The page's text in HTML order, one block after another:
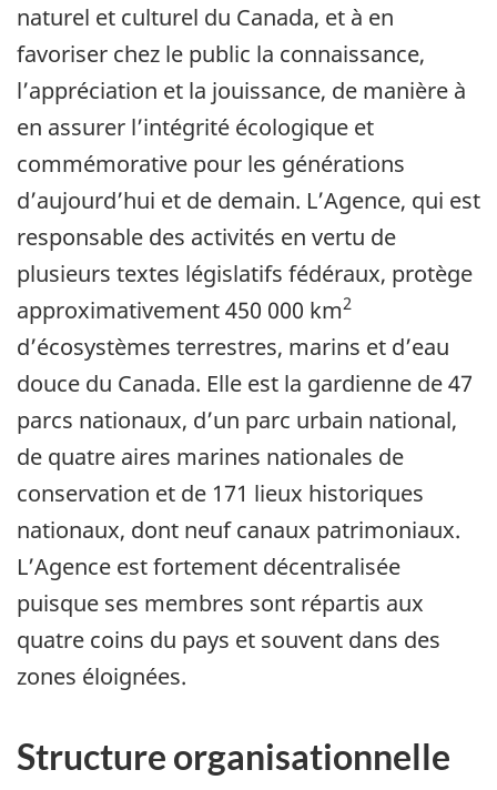
naturel et culturel du Canada, et à en
favoriser chez le public la connaissance,
l’appréciation et la jouissance, de manière à
en assurer l’intégrité écologique et
commémorative pour les générations
d’aujourd’hui et de demain. L’Agence, qui est
responsable des activités en vertu de
plusieurs textes législatifs fédéraux, protège
approximativement 450 000 km2
d’écosystèmes terrestres, marins et d’eau
douce du Canada. Elle est la gardienne de 47
parcs nationaux, d’un parc urbain national,
de quatre aires marines nationales de
conservation et de 171 lieux historiques
nationaux, dont neuf canaux patrimoniaux.
L’Agence est fortement décentralisée
puisque ses membres sont répartis aux
quatre coins du pays et souvent dans des
zones éloignées.
Structure organisationnelle